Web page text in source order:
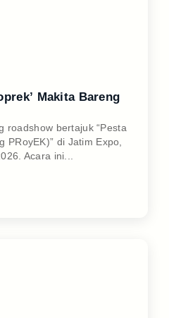
Makita Bareng
roadshow bertajuk “Pesta
PRoyEK)” di Jatim Expo,
Acara ini...